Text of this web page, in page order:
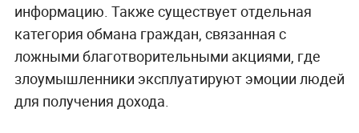
информацию. Также существует отдельная
категория обмана граждан, связанная с
ложными благотворительными акциями, где
злоумышленники эксплуатируют эмоции людей
для получения дохода.